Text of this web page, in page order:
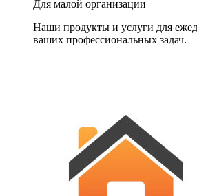
Для малой организации
Наши продукты и услуги для
ваших профессиональных задач.